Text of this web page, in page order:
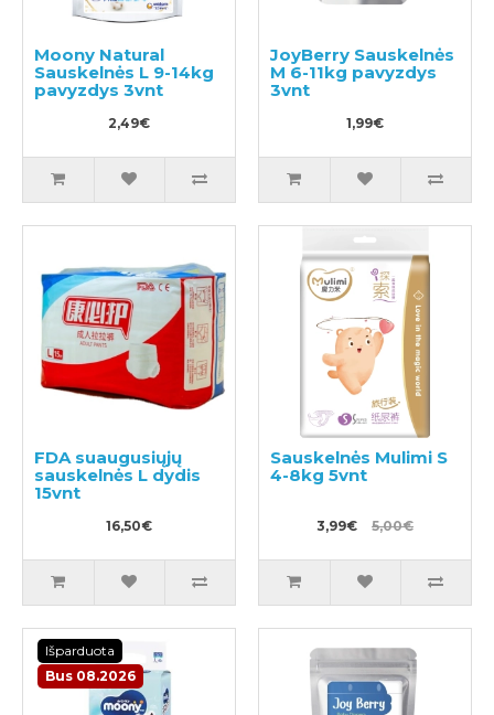
Moony Natural
Sauskelnės L 9-14kg
pavyzdys 3vnt
2,49€
JoyBerry Sauskelnės
M 6-11kg pavyzdys
3vnt
1,99€
FDA suaugusiųjų
sauskelnės L dydis
15vnt
16,50€
Sauskelnės Mulimi S
4-8kg 5vnt
3,99€ 5,00€
Išparduota
Bus 08.2026